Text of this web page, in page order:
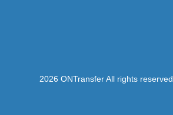
2026 ONTransfer All rights reserved